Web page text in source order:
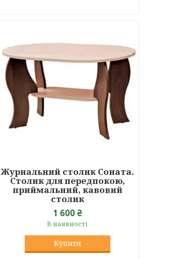
Журнальний столик Соната.
Столик для передпокою,
приймальний, кавовий
столик
1 600 ₴
В наявності
Купити